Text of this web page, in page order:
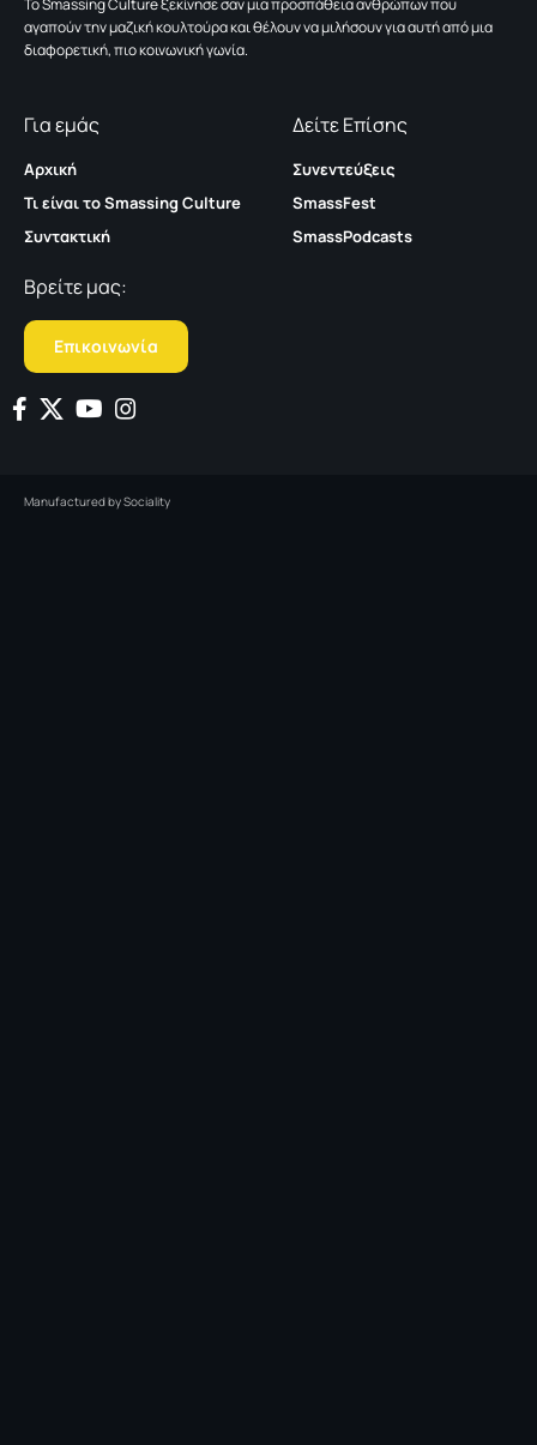
To Smassing Culture ξεκίνησε σαν μια προσπάθεια ανθρώπων που
αγαπούν την μαζική κουλτούρα και θέλουν να μιλήσουν για αυτή από μια
διαφορετική, πιο κοινωνική γωνία.
Για εμάς
Αρχική
Τι είναι το Smassing Culture
Συντακτική
Δείτε Επίσης
Συνεντεύξεις
SmassFest
SmassPodcasts
Βρείτε μας:
Επικοινωνία
Manufactured bySociality